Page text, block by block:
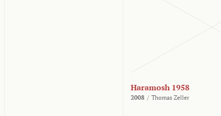
Haramosh 1958
2008 / Thomas Zeller